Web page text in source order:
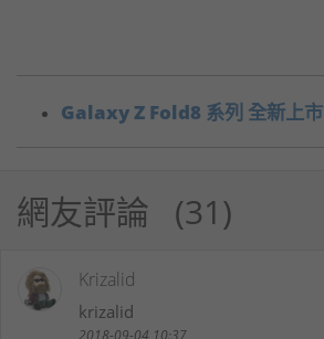
Galaxy Z Fold8 系列 全新上市
網友評論 31
Krizalid
krizalid
2018-09-04 10:37